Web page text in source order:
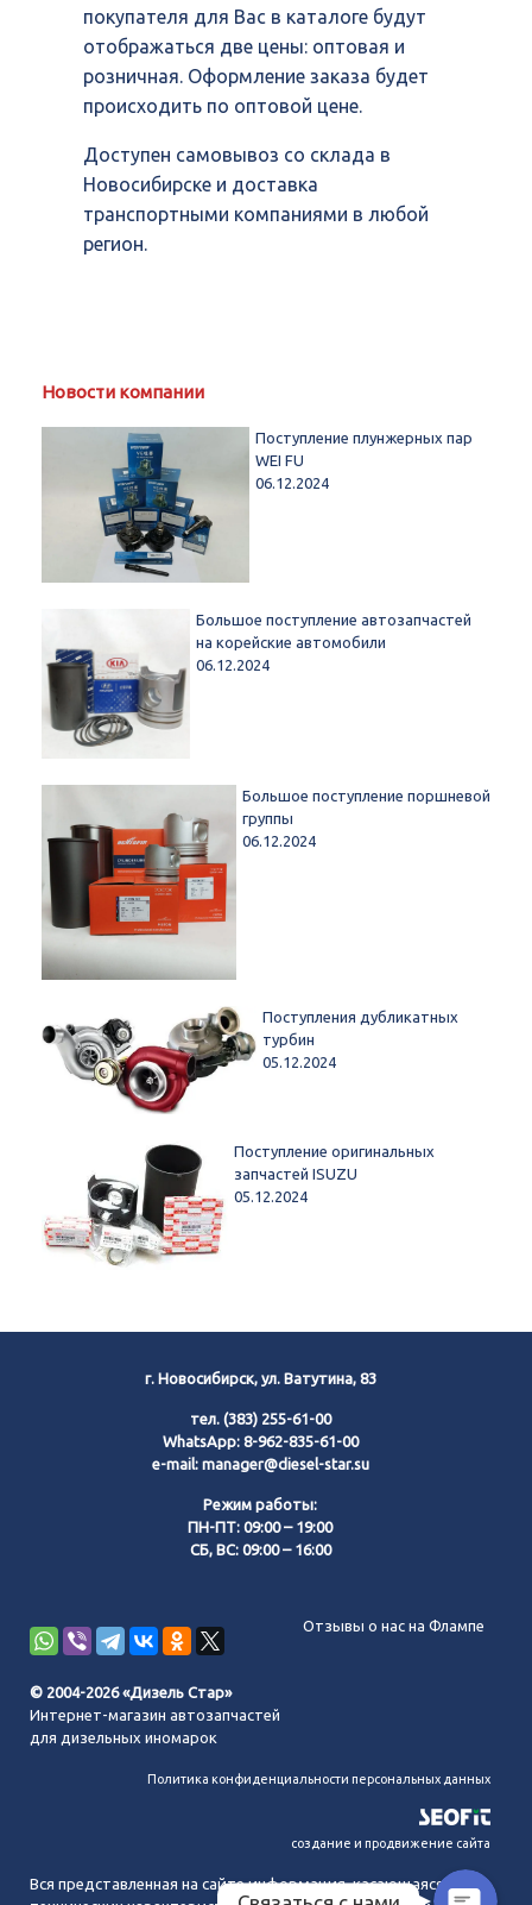
покупателя для Вас в каталоге будут
отображаться две цены: оптовая и
розничная. Оформление заказа будет
происходить по оптовой цене.
Доступен самовывоз со склада в
Новосибирске и доставка
транспортными компаниями в любой
регион.
Новости компании
Поступление плунжерных пар
WEI FU
06.12.2024
Большое поступление автозапчастей
на корейские автомобили
06.12.2024
Большое поступление поршневой
группы
06.12.2024
Поступления дубликатных
турбин
05.12.2024
Поступление оригинальных
запчастей ISUZU
05.12.2024
г. Новосибирск, ул. Ватутина, 83
тел. (383) 255-61-00
WhatsApp: 8-962-835-61-00
e-mail: manager@diesel-star.su
Режим работы:
ПН-ПТ: 09:00 – 19:00
СБ, ВС: 09:00 – 16:00
Отзывы о нас на Флампе
© 2004-2026 «Дизель Стар»
Интернет-магазин автозапчастей
для дизельных иномарок
Политика конфиденциальности персональных данных
создание и продвижение сайта
Вся представленная на сайте информация, касающаяся